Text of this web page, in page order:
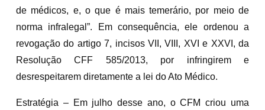
de médicos, e, o que é mais temerário, por meio de
norma infralegal”. Em consequência, ele ordenou a
revogação do artigo 7, incisos VII, VIII, XVI e XXVI, da
Resolução CFF 585/2013, por infringirem e
desrespeitarem diretamente a lei do Ato Médico.
Estratégia – Em julho desse ano, o CFM criou uma